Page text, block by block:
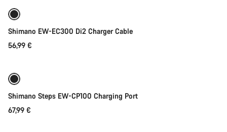
Shimano EW-EC300 Di2 Charger Cable
56,99 €
Shimano Steps EW-CP100 Charging Port
67,99 €